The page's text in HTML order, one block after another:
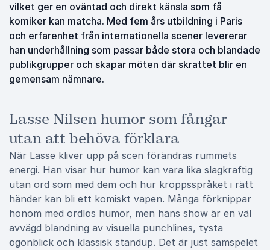
vilket ger en oväntad och direkt känsla som få
komiker kan matcha. Med fem års utbildning i Paris
och erfarenhet från internationella scener levererar
han underhållning som passar både stora och blandade
publikgrupper och skapar möten där skrattet blir en
gemensam nämnare.
Lasse Nilsen humor som fångar
utan att behöva förklara
När Lasse kliver upp på scen förändras rummets
energi. Han visar hur humor kan vara lika slagkraftig
utan ord som med dem och hur kroppsspråket i rätt
händer kan bli ett komiskt vapen. Många förknippar
honom med ordlös humor, men hans show är en väl
avvägd blandning av visuella punchlines, tysta
ögonblick och klassisk standup. Det är just samspelet